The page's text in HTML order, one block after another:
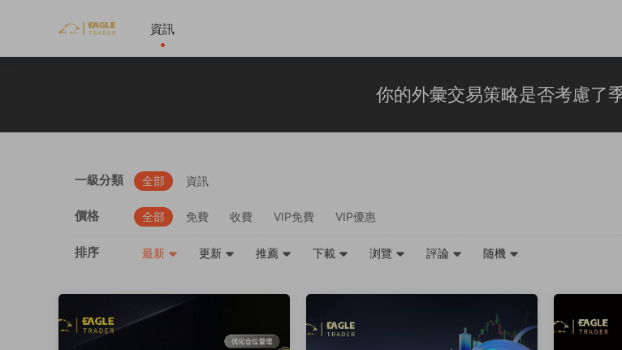
資訊
你的外彙交易策略是否考慮了
一級分類 全部 資訊
價格 全部 免費 收費 VIP免費 VIP優惠
排序 最新 更新 推薦 下載 浏覽 評論 随機